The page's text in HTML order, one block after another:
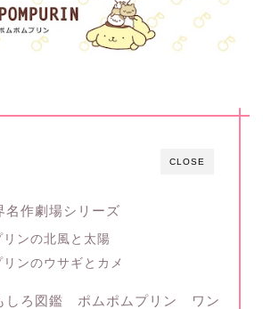
CLOSE
名作劇場シリーズ
リンの北風と太陽
ンのウサギとカメ
しろ図鑑 ポムポムプリン ワン